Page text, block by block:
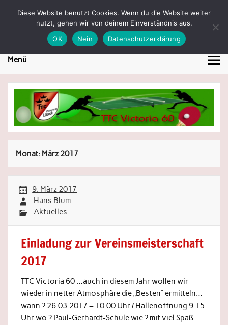
content
TTC Victoria 60 Lübeck
Tischtennis in Lübeck
Menü
Monat: März 2017
9. März 2017
Hans Blum
Aktuelles
Einladung zur Vereinsmeisterschaft
2017
TTC Victoria 60 …auch in diesem Jahr wollen wir
wieder in netter Atmosphäre die „Besten“ ermitteln…
wann ? 26.03.2017 – 10.00 Uhr / Hallenöffnung 9.15
Uhr wo ? Paul-Gerhardt-Schule wie ? mit viel Spaß
Diese Website benutzt Cookies. Wenn du die Website weiter
nutzt, gehen wir von deinem Einverständnis aus.
OK
Nein Datenschutzerklärung